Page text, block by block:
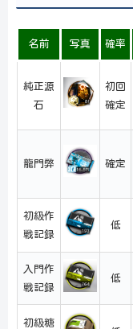
名前 写真 確率
純正源
石
初回
確定
龍門弊 確定
初級作
戦記録
低
入門作
戦記録
低
初級糖